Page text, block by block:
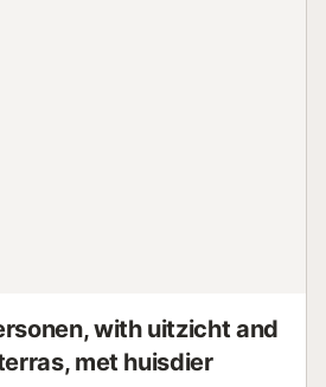
with uitzicht and
met huisdier